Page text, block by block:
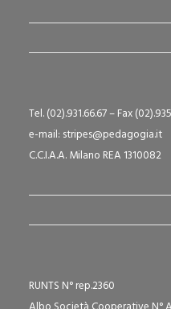
Tel. (02).931.66.67 – Fax
e-mail: stripes@pedagogia.it
C.C.I.A.A. Milano REA 1310082
RUNTS N° rep.2360